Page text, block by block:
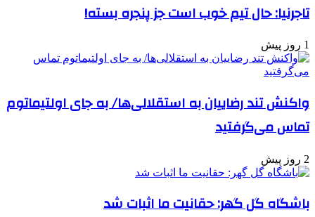
تاجرنیا: حال تیم خوب است جز پنجره بسته!
1 روز پیش
واکنش تند رضاییان به استقلالی‌ها/ به جای اولتیماتوم
تماس می‌گرفتید
2 روز پیش
باشگاه گل گهر: حقانیت ما اثبات شد